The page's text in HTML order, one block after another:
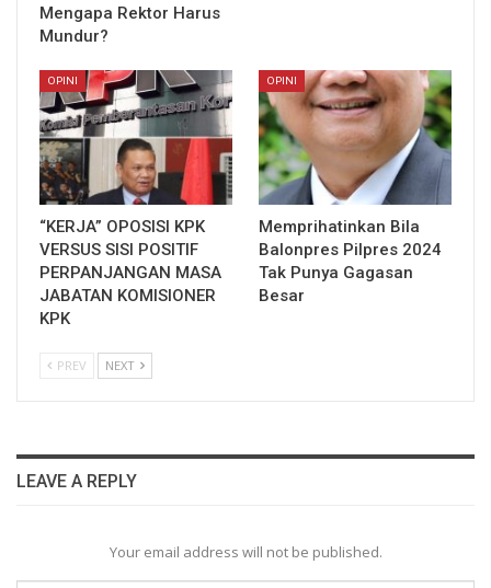
Mengapa Rektor Harus
Mundur?
OPINI
“KERJA” OPOSISI KPK
VERSUS SISI POSITIF
PERPANJANGAN MASA
JABATAN KOMISIONER
KPK
OPINI
Memprihatinkan Bila
Balonpres Pilpres 2024
Tak Punya Gagasan
Besar
PREV NEXT
LEAVE A REPLY
Your email address will not be published.